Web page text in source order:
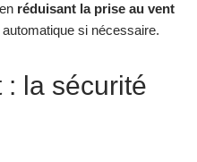
réduisant la prise au vent
si nécessaire.
: la sécurité